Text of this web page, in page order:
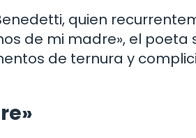
quien
de mi madre», el poeta
de ternura y